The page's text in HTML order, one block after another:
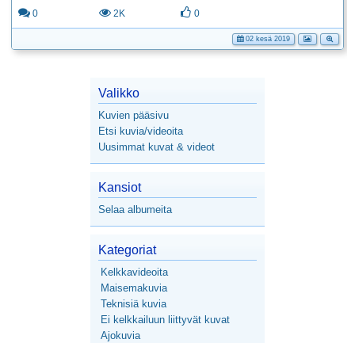
0 2K 0
02 kesä 2019
Valikko
Kuvien pääsivu
Etsi kuvia/videoita
Uusimmat kuvat & videot
Kansiot
Selaa albumeita
Kategoriat
Kelkkavideoita
Maisemakuvia
Teknisiä kuvia
Ei kelkkailuun liittyvät kuvat
Ajokuvia